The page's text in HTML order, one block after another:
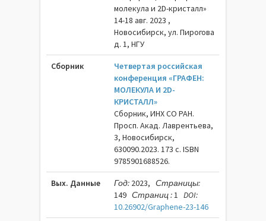
молекула и 2D-кристалл»
14-18 авг. 2023 ,
Новосибирск, ул. Пирогова
д. 1, НГУ
Сборник
Четвертая российская
конференция «ГРАФЕН:
МОЛЕКУЛА И 2D-
КРИСТАЛЛ»
Сборник, ИНХ СО РАН.
Просп. Акад. Лаврентьева,
3, Новосибирск,
630090.2023. 173 c. ISBN
9785901688526.
Вых. Данные Год: 2023, Страницы:
149 Страниц :1 DOI:
10.26902/Graphene-23-146